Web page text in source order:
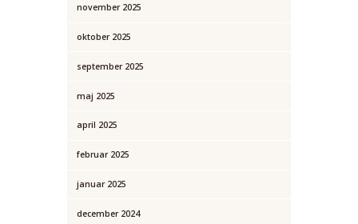
november 2025
oktober 2025
september 2025
maj 2025
april 2025
februar 2025
januar 2025
december 2024